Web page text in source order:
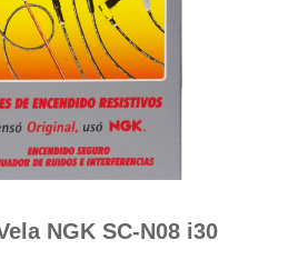
NGK SC-N08 i30